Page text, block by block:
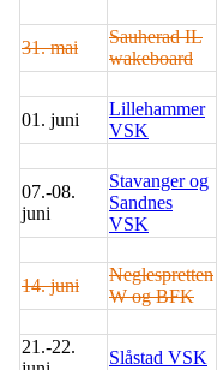
31. mai
Sauherad IL
wakeboard
01. juni
Lillehammer
VSK
07.-08.
juni
Stavanger og
Sandnes
VSK
14. juni
Neglespretten
W og BFK
21.-22.
Slåstad VSK